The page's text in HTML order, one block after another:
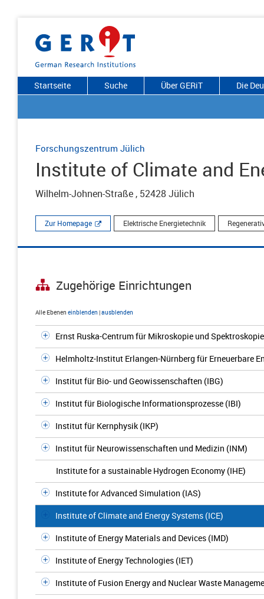
Startseite Suche Über GERiT Die
Forschungszentrum Jülich
Institute of Climate and
Wilhelm-Johnen-Straße , 52428 Jülich
Zur Homepage Elektrische Energietechnik
Zugehörige Einrichtungen
Alle Ebenen einblenden |ausblenden
Ernst Ruska-Centrum für Mikroskopie und
Helmholtz-Institut Erlangen-Nürnberg für Erneuerbare
Institut für Bio- und Geowissenschaften (IBG)
Institut für Biologische Informationsprozesse (IBI)
Institut für Kernphysik (IKP)
Institut für Neurowissenschaften und Medizin (INM)
Institute for a sustainable Hydrogen Economy (IHE)
Institute for Advanced Simulation (IAS)
Institute of Climate and Energy Systems (ICE)
Institute of Energy Materials and Devices (IMD)
Institute of Energy Technologies (IET)
Institute of Fusion Energy and Nuclear Waste